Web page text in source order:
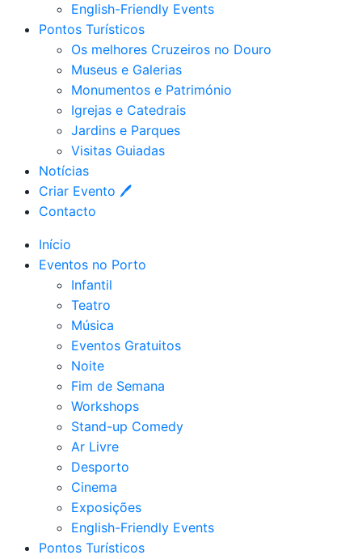
English-Friendly Events
Pontos Turísticos
Os melhores Cruzeiros no Douro​
Museus e Galerias
Monumentos e Património
Igrejas e Catedrais
Jardins e Parques
Visitas Guiadas
Notícias
Criar Evento 🖊
Contacto
Início
Eventos no Porto
Infantil
Teatro
Música
Eventos Gratuitos
Noite
Fim de Semana
Workshops
Stand-up Comedy
Ar Livre
Desporto
Cinema
Exposições
English-Friendly Events
Pontos Turísticos